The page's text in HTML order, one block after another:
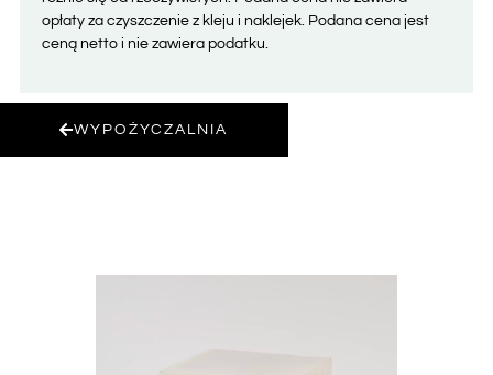
opłaty za czyszczenie z kleju i naklejek. Podana cena jest
ceną netto i nie zawiera podatku.
WYPOŻYCZALNIA